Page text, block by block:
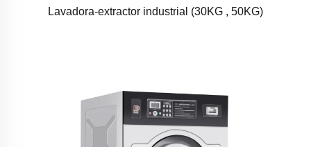
Lavadora-extractor industrial (30KG , 50KG)